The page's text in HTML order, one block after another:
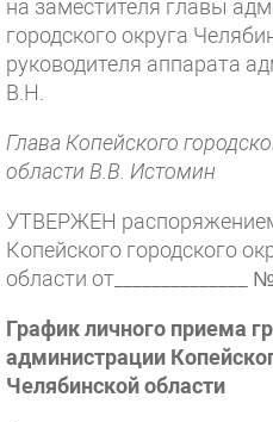
на заместителя главы
городского округа
руководителя аппарата
В.Н.
Глава Копейского
области В.В. Истомин
УТВЕРЖЕН
Копейского городского
области от______________ №
График личного приема
администрации
Челябинской области